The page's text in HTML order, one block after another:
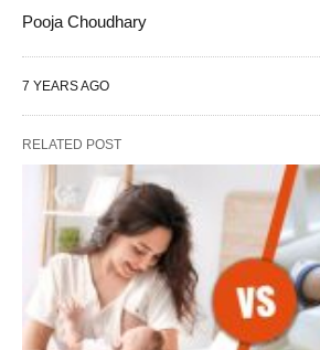
Pooja Choudhary
7 YEARS AGO
RELATED POST